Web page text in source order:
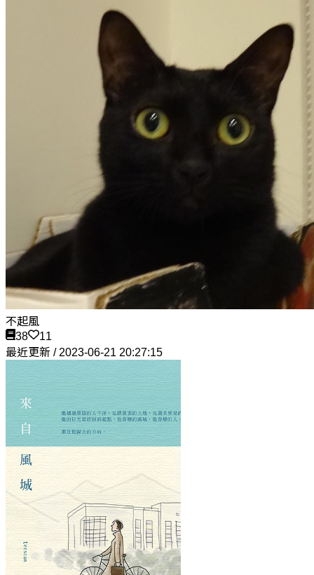
不起風
38
11
最近更新 / 2023-06-21 20:27:15